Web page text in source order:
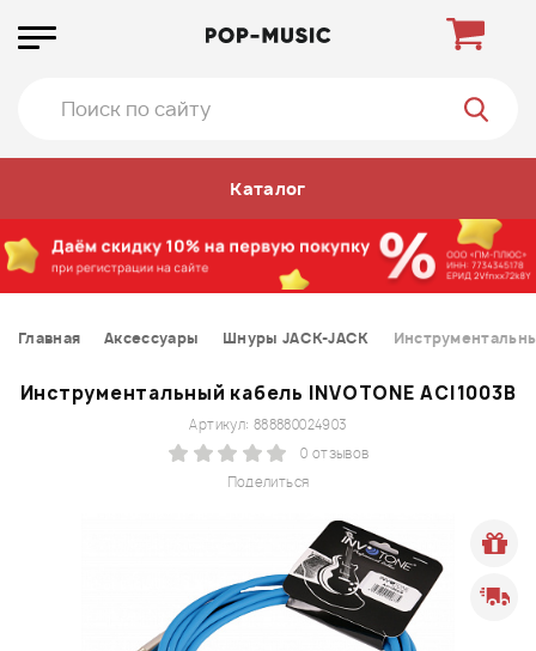
Каталог
Главная Аксессуары Шнуры JACK-JACK
Инструментальный кабель INVOTONE ACI1003B
Поделиться
Артикул: 888880024903
0 отзывов